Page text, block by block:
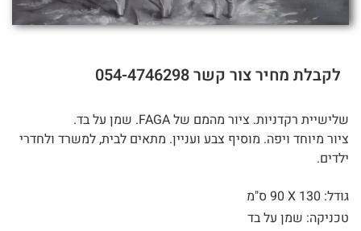
לקבלת מחיר צור קשר 054-4746298
שלישיית רקדניות. ציור מהמם של FAGA. שמן על בד.
ציור מיוחד ויפה. מוסיף צבע ועניין. מתאים לבית, למשרד ולחדרי
ילדים.
גודל: 130 X
90 ס"מ
טכניקה: שמן על בד